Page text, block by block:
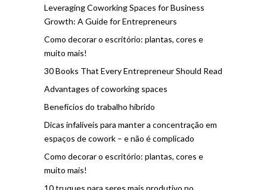
Leveraging Coworking Spaces for Business
Growth: A Guide for Entrepreneurs
Como decorar o escritório: plantas, cores e
muito mais!
30 Books That Every Entrepreneur Should Read
Advantages of coworking spaces
Benefícios do trabalho híbrido
Dicas infalíveis para manter a concentração em
espaços de cowork – e não é complicado
Como decorar o escritório: plantas, cores e
muito mais!
10 truques para seres mais produtivo no